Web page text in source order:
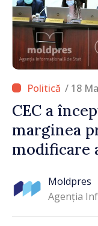
/ 18
CEC a
marginea
modificare
Moldpres
Agenția